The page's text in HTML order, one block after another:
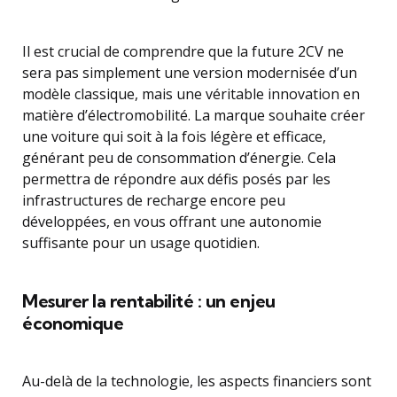
Il est crucial de comprendre que la future 2CV ne
sera pas simplement une version modernisée d’un
modèle classique, mais une véritable innovation en
matière d’électromobilité. La marque souhaite créer
une voiture qui soit à la fois légère et efficace,
générant peu de consommation d’énergie. Cela
permettra de répondre aux défis posés par les
infrastructures de recharge encore peu
développées, en vous offrant une autonomie
suffisante pour un usage quotidien.
Mesurer la rentabilité : un enjeu
économique
Au-delà de la technologie, les aspects financiers sont